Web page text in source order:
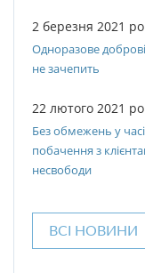
2 березня 2021
Одноразове
не зачепить
22 лютого 2021
Без обмежень у
побачення з
несвободи
ВСІ НОВИНИ